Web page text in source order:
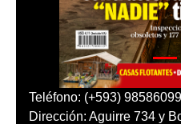
Teléfono: (+593)
Dirección: Aguirre 734 y